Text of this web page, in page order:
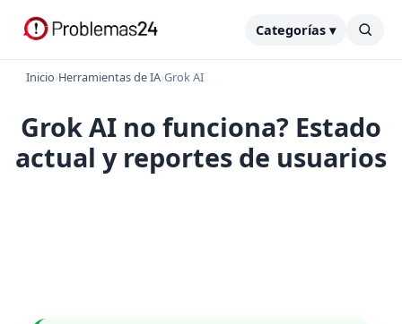
Categorías ▾
Inicio›Herramientas de IA›Grok AI
Grok AI no funciona? Estado
actual y reportes de usuarios